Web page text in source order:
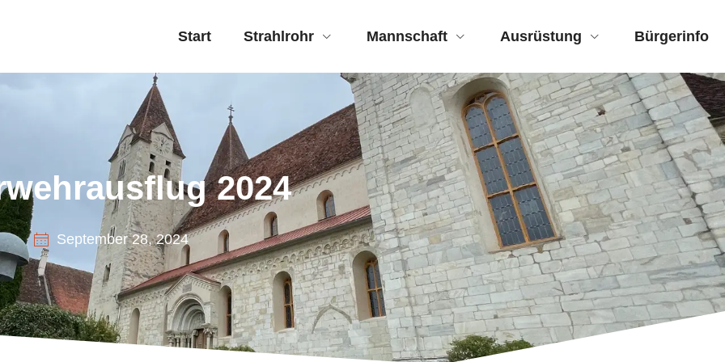
Start Strahlrohr Mannschaft Ausrüstung Bürgerinfo
2024
September 28, 2024